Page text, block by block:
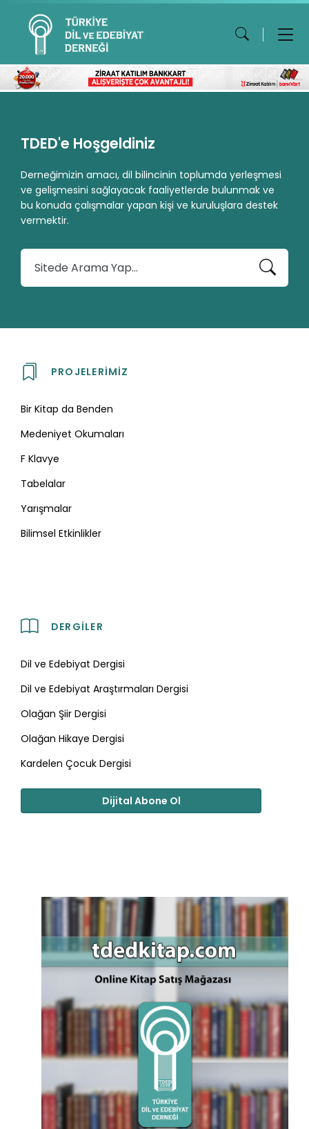
TDED'e Hoşgeldiniz
Derneğimizin amacı, dil bilincinin toplumda yerleşmesi
ve gelişmesini sağlayacak faaliyetlerde bulunmak ve
bu konuda çalışmalar yapan kişi ve kuruluşlara destek
vermektir.
A
PROJELERIMIZ
Bir Kitap da Benden
Medeniyet Okumaları
F Klavye
Tabelalar
Yarışmalar
Bilimsel Etkinlikler
DERGILER
Dil ve Edebiyat Dergisi
Dil ve Edebiyat Araştırmaları Dergisi
Olağan Şiir Dergisi
Olağan Hikaye Dergisi
Kardelen Çocuk Dergisi
Dijital Abone Ol